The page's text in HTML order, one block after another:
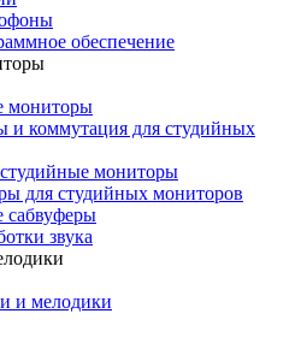
обеспечение
мониторы
и коммутация для студийных
мониторы
для студийных мониторов
сабвуферы
звука
и мелодики